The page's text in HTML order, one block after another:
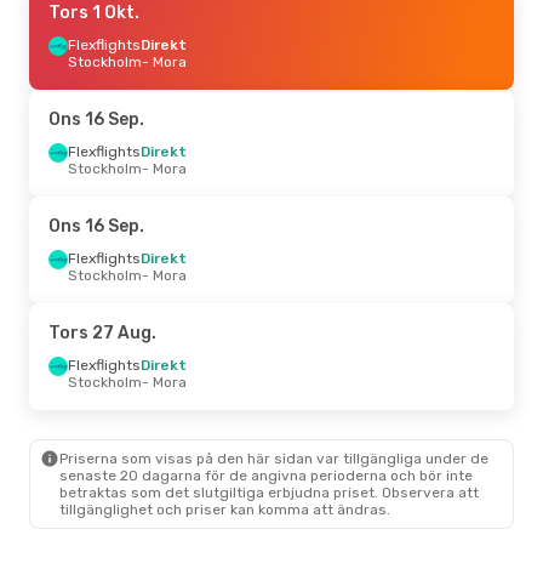
Ons 26 Aug.
FlexflightsDirekt
Stockholm- Mora
Mora- Stockholm
Fre 4 Sep.- Fre 4 Sep.
Flexflights
Mora- Stockholm
FlexflightsDirekt
Stockholm- Mora
FlexflightsDirekt
Mora- Stockholm
Tors 1 Okt.
FlexflightsDirekt
Stockholm- Mora
Ons 16 Sep.
FlexflightsDirekt
Stockholm- Mora
Ons 16 Sep.
FlexflightsDirekt
Stockholm- Mora
Tors 27 Aug.
FlexflightsDirekt
Stockholm- Mora
Priserna som visas på den här sidan var tillgängliga under de
senaste 20 dagarna för de angivna perioderna och bör inte
betraktas som det slutgiltiga erbjudna priset. Observera att
tillgänglighet och priser kan komma att ändras.